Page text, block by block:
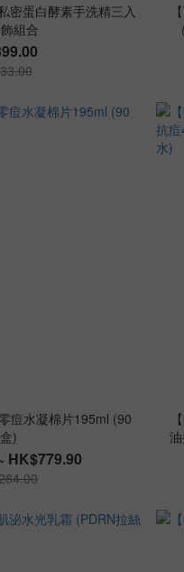
密蛋白酵素手洗精三入
組合
痘水凝棉片195ml (90
)
HK$779.90